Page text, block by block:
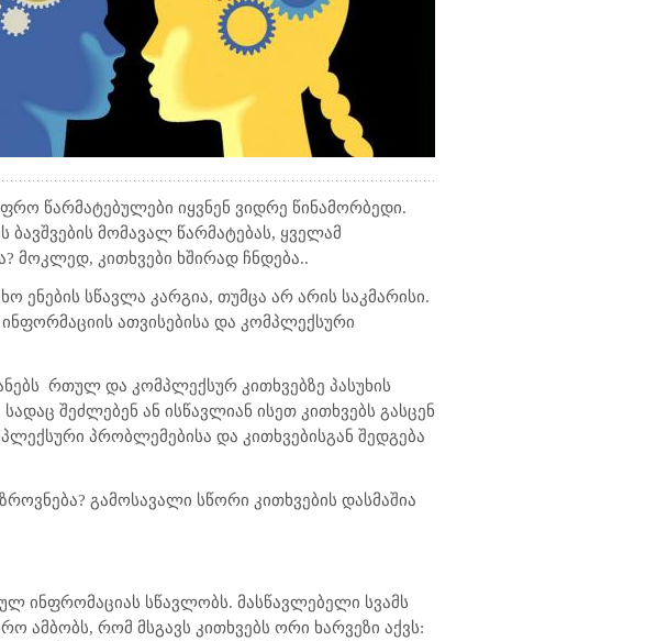
წარმატებულები იყვნენ ვიდრე წინამორბედი.
ბავშვების მომავალ წარმატებას, ყველამ
მოკლედ, კითხვები ხშირად ჩნდება..
ენების სწავლა კარგია, თუმცა არ არის საკმარისი.
ათვისებისა და კომპლექსური
რთულ და კომპლექსურ კითხვებზე პასუხის
შეძლებენ ან ისწავლიან ისეთ კითხვებს გასცენ
პრობლემებისა და კითხვებისგან შედგება
გამოსავალი სწორი კითხვების დასმაშია
ინფრომაციას სწავლობს. მასწავლებელი სვამს
ამბობს, რომ მსგავს კითხვებს ორი ხარვეზი აქვს: